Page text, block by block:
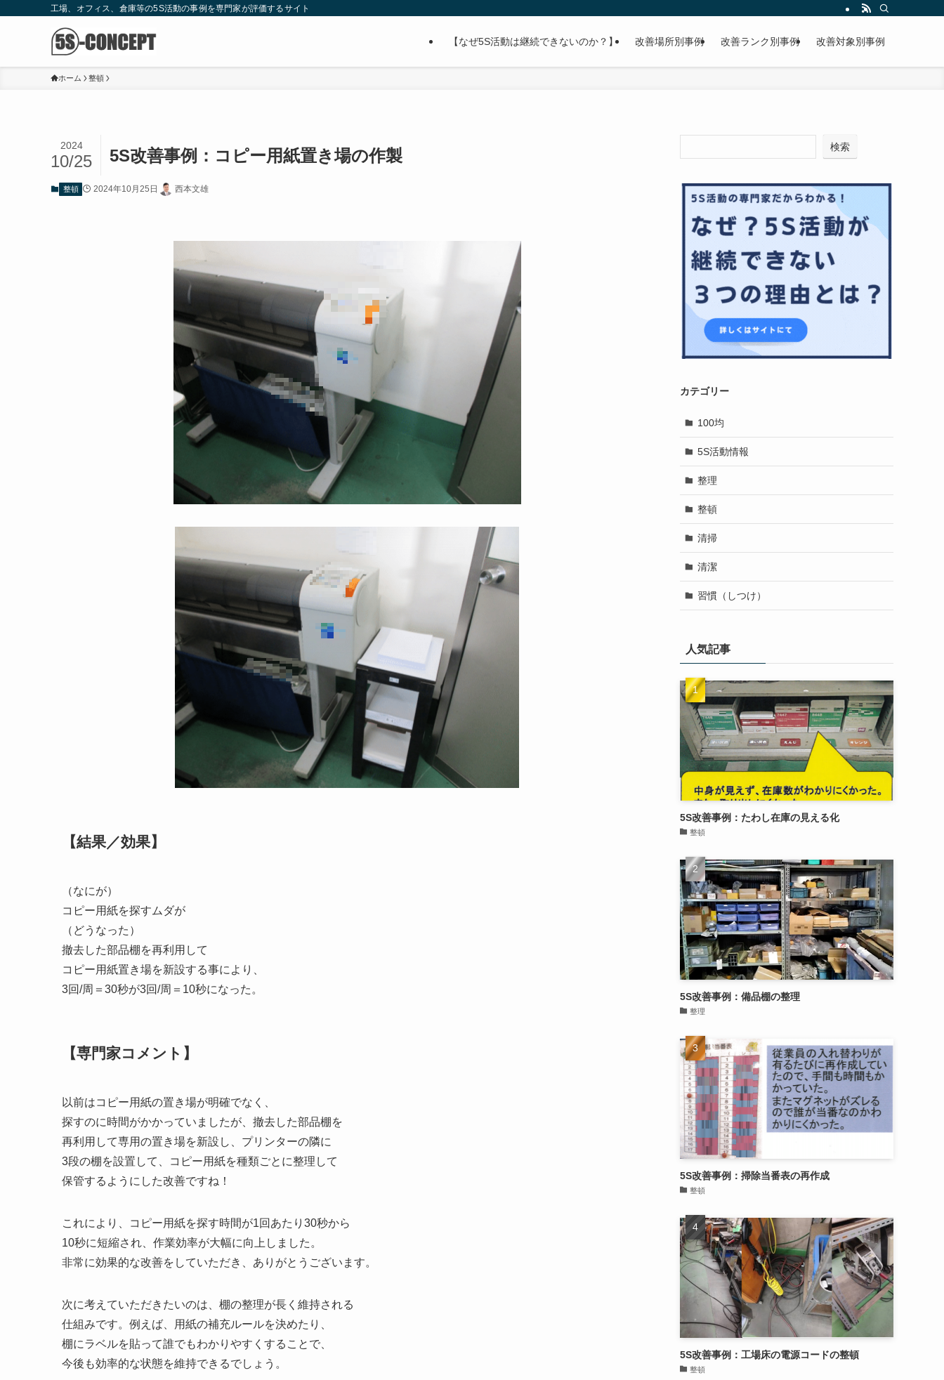
工場、オフィス、倉庫等の5S活動の事例を専門家が評価するサイト
【なぜ5S活動は継続できないのか？】 改善場所別事例 改善ランク別事例 改善対象別事例
ホーム 整頓
5S改善事例：コピー用紙置き場の作製
2024
10/25
整頓 2024年10月25日 西本文雄
【結果／効果】
（なにが）
コピー用紙を探すムダが
（どうなった）
撤去した部品棚を再利用して
コピー用紙置き場を新設する事により、
3回/周＝30秒が3回/周＝10秒になった。
【専門家コメント】
以前はコピー用紙の置き場が明確でなく、
探すのに時間がかかっていましたが、撤去した部品棚を
再利用して専用の置き場を新設し、プリンターの隣に
3段の棚を設置して、コピー用紙を種類ごとに整理して
保管するようにした改善ですね！
これにより、コピー用紙を探す時間が1回あたり30秒から
10秒に短縮され、作業効率が大幅に向上しました。
非常に効果的な改善をしていただき、ありがとうございます。
次に考えていただきたいのは、棚の整理が長く維持される
仕組みです。例えば、用紙の補充ルールを決めたり、
棚にラベルを貼って誰でもわかりやすくすることで、
今後も効率的な状態を維持できるでしょう。
検索
カテゴリー
100均
5S活動情報
整理
整頓
清掃
清潔
習慣（しつけ）
人気記事
5S改善事例：たわし在庫の見える化
整頓
5S改善事例：備品棚の整理
整理
5S改善事例：掃除当番表の再作成
整頓
5S改善事例：工場床の電源コードの整頓
整頓